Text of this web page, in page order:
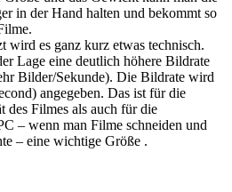
in der Hand halten und bekommt so
wird es ganz kurz etwas technisch.
Lage eine deutlich höhere Bildrate
Bilder/Sekunde). Die Bildrate wird
angegeben. Das ist für die
des Filmes als auch für die
– wenn man Filme schneiden und
– eine wichtige Größe .